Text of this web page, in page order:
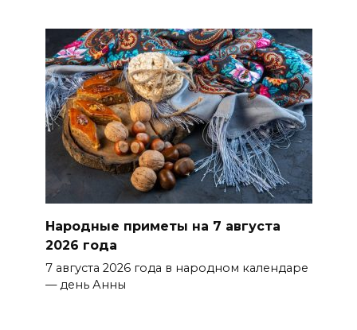
Народные приметы на 7 августа
2026 года
7 августа 2026 года в народном календаре
— день Анны